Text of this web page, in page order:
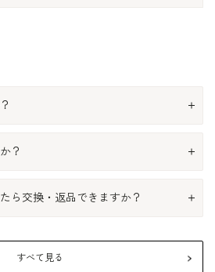
？
ら交換・返品できますか？
すべて見る